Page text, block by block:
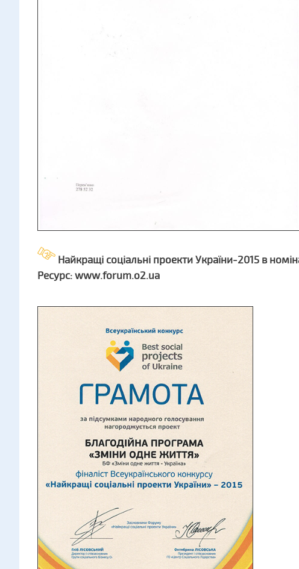
Найкращі соціальні проекти України-2015 в
Ресурс: www.forum.o2.ua